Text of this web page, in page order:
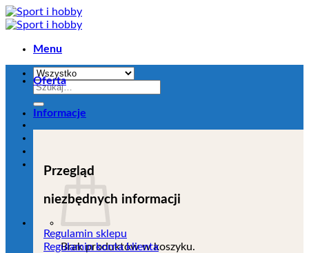
Przejdź
do
Menu
Szukaj:
Brak produktów w koszyku.
Oferta
Informacje
Przegląd
niezbędnych informacji
Regulamin sklepu
Regulamin konta klienta